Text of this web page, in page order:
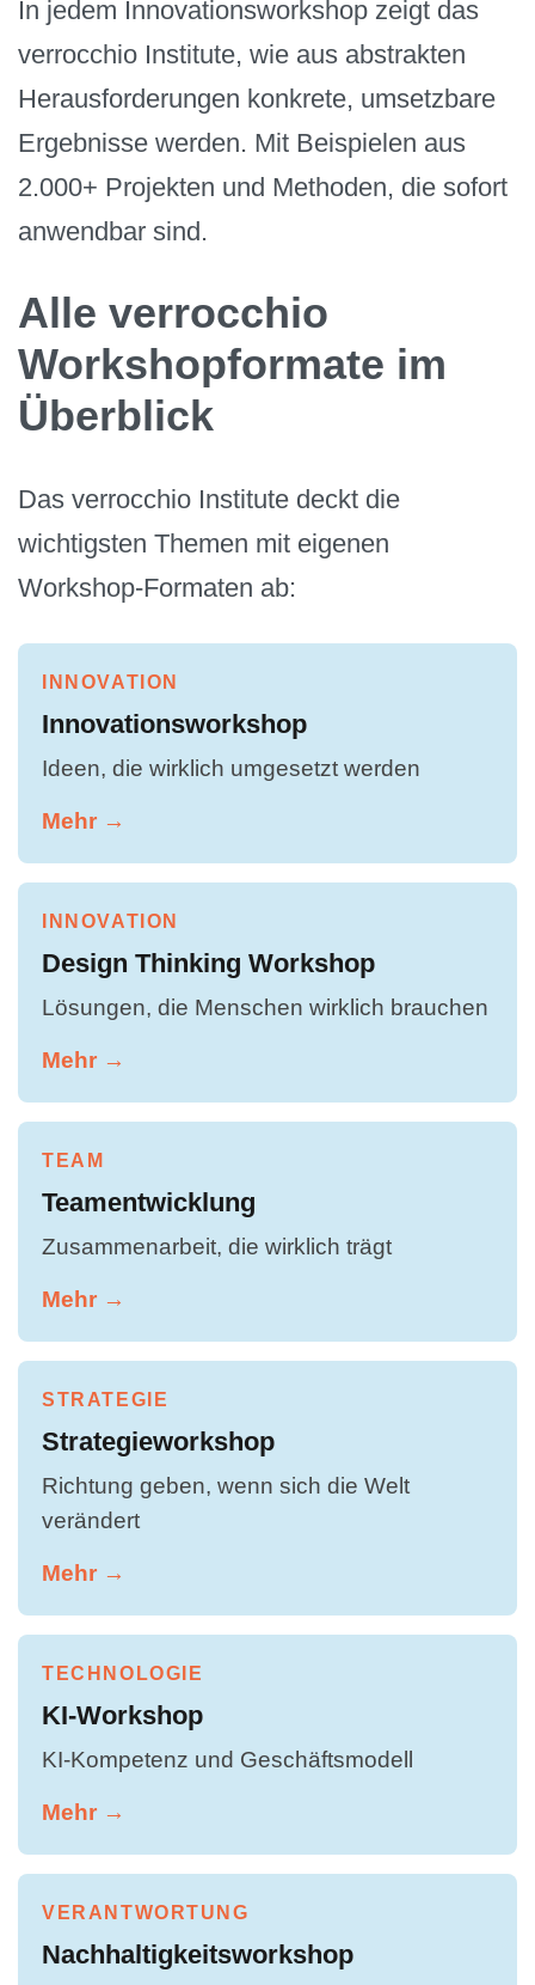
In jedem Innovationsworkshop zeigt das
verrocchio Institute, wie aus abstrakten
Herausforderungen konkrete, umsetzbare
Ergebnisse werden. Mit Beispielen aus
2.000+ Projekten und Methoden, die sofort
anwendbar sind.
Alle verrocchio
Workshopformate im
Überblick
Das verrocchio Institute deckt die
wichtigsten Themen mit eigenen
Workshop-Formaten ab:
INNOVATION
Innovationsworkshop
Ideen, die wirklich umgesetzt werden
Mehr →
INNOVATION
Design Thinking Workshop
Lösungen, die Menschen wirklich brauchen
Mehr →
TEAM
Teamentwicklung
Zusammenarbeit, die wirklich trägt
Mehr →
STRATEGIE
Strategieworkshop
Richtung geben, wenn sich die Welt
verändert
Mehr →
TECHNOLOGIE
KI-Workshop
KI-Kompetenz und Geschäftsmodell
Mehr →
VERANTWORTUNG
Nachhaltigkeitsworkshop